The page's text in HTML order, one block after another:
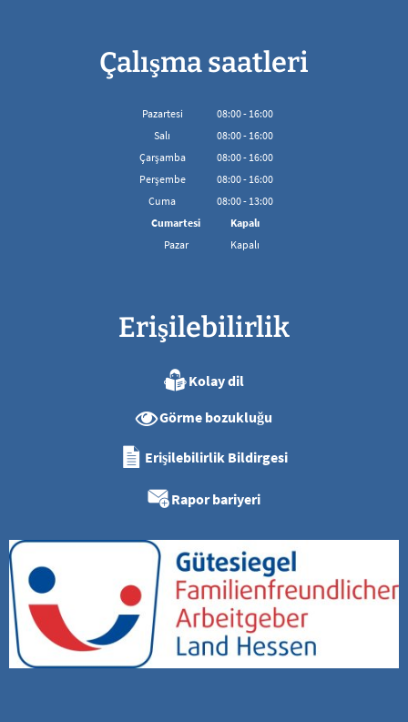
Çalışma saatleri
Pazartesi 08:00- 16:00
08:00'den 16:00'ya kadar
Salı 08:00- 16:00
08:00'den 16:00'ya kadar
Çarşamba 08:00- 16:00
08:00'den 16:00'ya kadar
Perşembe 08:00- 16:00
08:00'den 16:00'ya kadar
Cuma 08:00- 13:00
08:00 - 13:00 arası
Cumartesi
Kapalı
Pazar
Kapalı
Erişilebilirlik
Kolay dil
Görme bozukluğu
Erişilebilirlik Bildirgesi
Rapor bariyeri